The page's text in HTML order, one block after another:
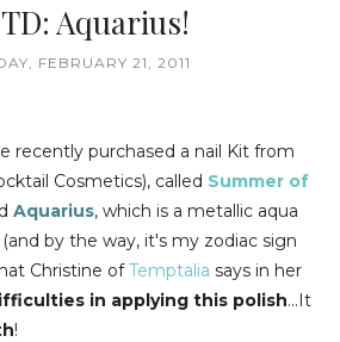
Aquarius!
FEBRUARY 21, 2011
recently purchased a nail Kit from
Cosmetics), called Summer of
Aquarius, which is a metallic aqua
by the way, it's my zodiac sign
Christine ofTemptalia says in her
in applying this polish...It
!